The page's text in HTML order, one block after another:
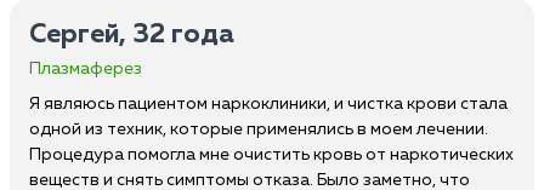
Сергей, 32 года
Плазмаферез
Я являюсь пациентом наркоклиники, и чистка крови стала
одной из техник, которые применялись в моем лечении.
Процедура помогла мне очистить кровь от наркотических
веществ и снять симптомы отказа. Было заметно, что